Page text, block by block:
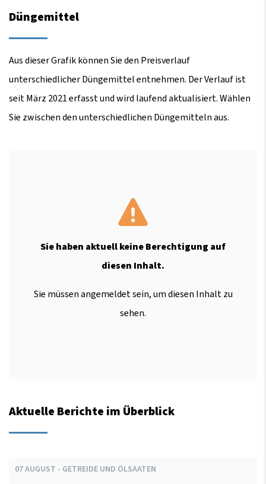
Düngemittel
Aus dieser Grafik können Sie den Preisverlauf
unterschiedlicher Düngemittel entnehmen. Der Verlauf ist
seit März 2021 erfasst und wird laufend aktualisiert. Wählen
Sie zwischen den unterschiedlichen Düngemitteln aus.
Sie haben aktuell keine Berechtigung auf
diesen Inhalt.
Sie müssen angemeldet sein, um diesen Inhalt zu
sehen.
Aktuelle Berichte im Überblick
07AUGUST - GETREIDE UND ÖLSAATEN